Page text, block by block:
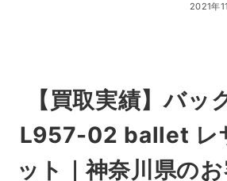
2021年
【買取実績】バッ
L957-02 ballet レ
ット｜神奈川県の